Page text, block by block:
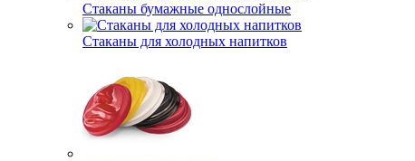
Стаканы бумажные однослойные
Стаканы для холодных напитков